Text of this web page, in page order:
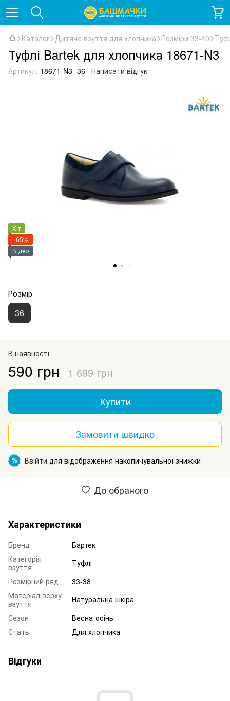
Каталог Дитяче взуття для хлопчика Розміри 33-40
Туфлі Bartek для хлопчика 18671-N3
Артикул: 18671-N3 -36 Написати відгук
Хіт
−65%
Відео
Розмір
36
В наявності
590 грн 1 699 грн
Купити
Замовити швидко
% Ввійти для відображення накопичувальної знижки
До обраного
Характеристики
Бренд
Бартек
Категорія
взуття
Туфлі
Розмірний ряд
33-38
Матеріал верху
взуття
Натуральна шкіра
Сезон
Весна-осінь
Стать
Для хлопчика
Відгуки